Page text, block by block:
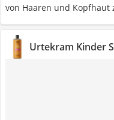
von Haaren und Kopfhaut
Urtekram Kinder